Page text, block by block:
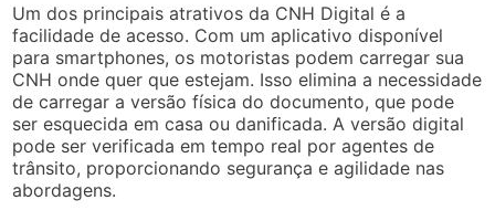
Um dos principais atrativos da CNH Digital é a
facilidade de acesso. Com um aplicativo disponível
para smartphones, os motoristas podem carregar sua
CNH onde quer que estejam. Isso elimina a necessidade
de carregar a versão física do documento, que pode
ser esquecida em casa ou danificada. A versão digital
pode ser verificada em tempo real por agentes de
trânsito, proporcionando segurança e agilidade nas
abordagens.